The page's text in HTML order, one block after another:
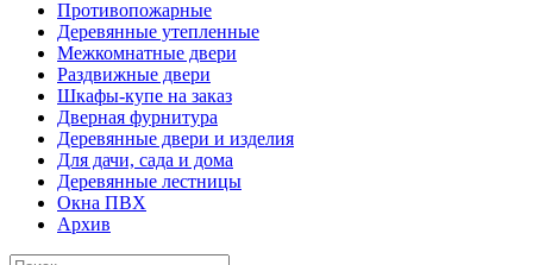
Противопожарные
Деревянные утепленные
Межкомнатные двери
Раздвижные двери
Шкафы-купе на заказ
Дверная фурнитура
Деревянные двери и изделия
Для дачи, сада и дома
Деревянные лестницы
Окна ПВХ
Архив